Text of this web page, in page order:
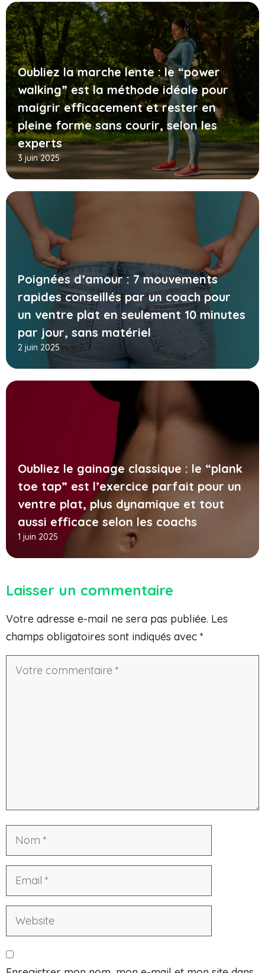
Oubliez la marche lente : le “power
walking” est la méthode idéale pour
maigrir efficacement et rester en
pleine forme sans courir, selon les
experts
3 juin 2025
Poignées d’amour : 7 mouvements
rapides conseillés par un coach pour
un ventre plat en seulement 10 minutes
par jour, sans matériel
2 juin 2025
Oubliez le gainage classique : le “plank
toe tap” est l’exercice parfait pour un
ventre plat, plus dynamique et tout
aussi efficace selon les coachs
1 juin 2025
Laisser un commentaire
Votre adresse e-mail ne sera pas publiée. Les
champs obligatoires sont indiqués avec *